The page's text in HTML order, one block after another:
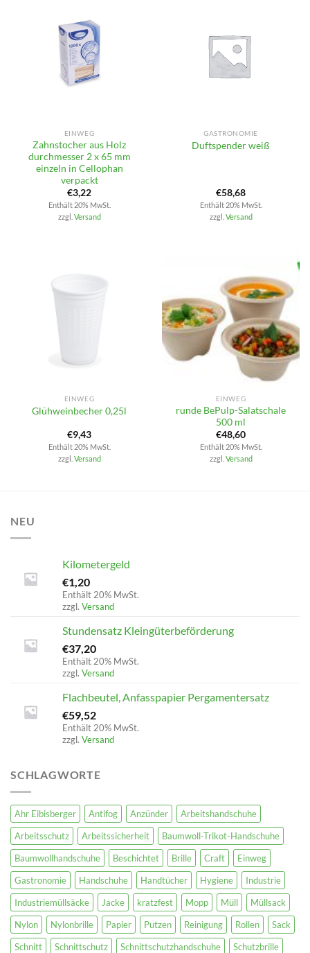
EINWEG
Zahnstocher aus Holz
durchmesser 2 x 65 mm
einzeln in Cellophan
verpackt
€3,22
Enthält 20% MwSt.
zzgl. Versand
GASTRONOMIE
Duftspender weiß
€58,68
Enthält 20% MwSt.
zzgl. Versand
EINWEG
Glühweinbecher 0,25l
€9,43
Enthält 20% MwSt.
zzgl. Versand
EINWEG
runde BePulp-Salatschale
500 ml
€48,60
Enthält 20% MwSt.
zzgl. Versand
NEU
Kilometergeld
€1,20
Enthält 20% MwSt.
zzgl. Versand
Stundensatz Kleingüterbeförderung
€37,20
Enthält 20% MwSt.
zzgl. Versand
Flachbeutel, Anfasspapier Pergamentersatz
€59,52
Enthält 20% MwSt.
zzgl. Versand
SCHLAGWORTE
Ahr Eibisberger Antifog Anzünder
Arbeitshandschuhe
Arbeitsschutz
Arbeitssicherheit
Baumwoll-Trikot-Handschuhe
Baumwollhandschuhe
Beschichtet Brille Craft
Einweg
Gastronomie
Handschuhe Handtücher Hygiene
Industrie
Industriemüllsäcke
Jacke kratzfest Mopp Müll
Müllsack
Nylon
Nylonbrille Papier Putzen Reinigung Rollen
Sack
Schnitt
Schnittschutz Schnittschutzhandschuhe
Schutzbrille